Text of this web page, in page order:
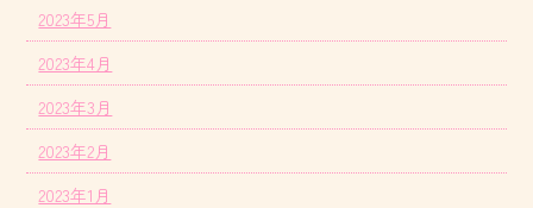
2023年5月
2023年4月
2023年3月
2023年2月
2023年1月